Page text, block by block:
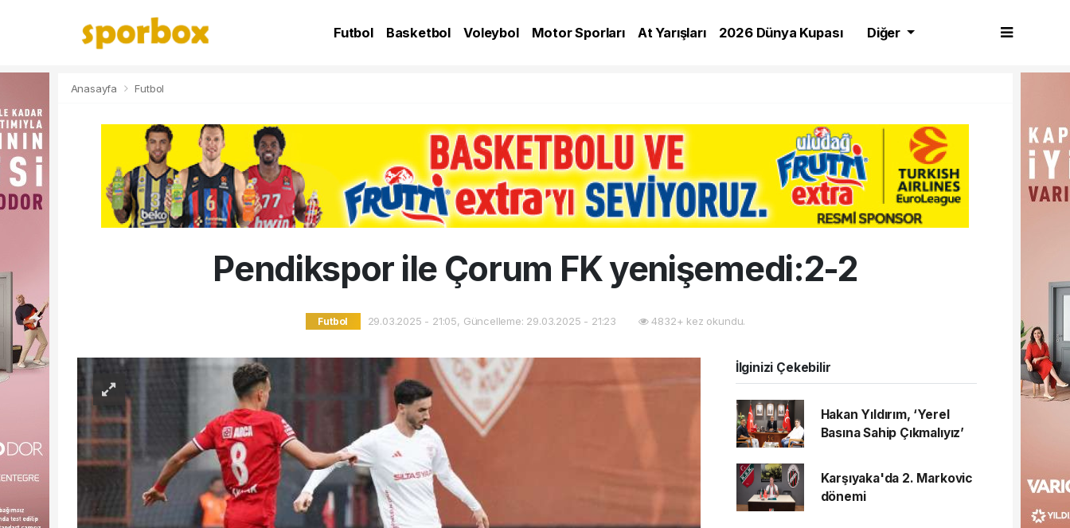
Futbol Basketbol Voleybol Motor Sporları At Yarışları
2026 Dünya Kupası
Diğer
Anasayfa Futbol
Pendikspor ile Çorum FK yenişemedi:2-2
Futbol 29.03.2025 - 21:05, Güncelleme: 29.03.2025 - 21:23 4832+ kez okundu.
İlginizi Çekebilir
Hakan Yıldırım, ‘Yerel
Basına Sahip Çıkmalıyız’
Karşıyaka'da 2. Markovic
dönemi